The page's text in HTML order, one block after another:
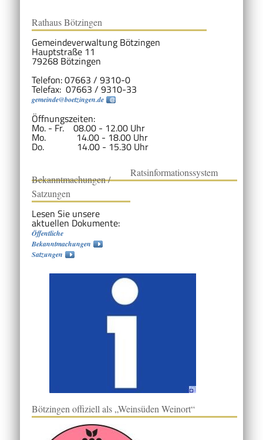
Rathaus Bötzingen
Gemeindeverwaltung Bötzingen
Hauptstraße 11
79268 Bötzingen
Telefon: 07663 / 9310-0
Telefax: 07663 / 9310-33
gemeinde@boetzingen.de
Öffnungszeiten:
Mo. - Fr. 08.00 - 12.00 Uhr
Mo. 14.00 - 18.00 Uhr
Do. 14.00 - 15.30 Uhr
Bekanntmachungen /
Satzungen
Lesen Sie unsere
aktuellen Dokumente:
Öffentliche
Bekanntmachungen
Satzungen
Ratsinformationssystem
Bötzingen offiziell als „Weinsüden Weinort“